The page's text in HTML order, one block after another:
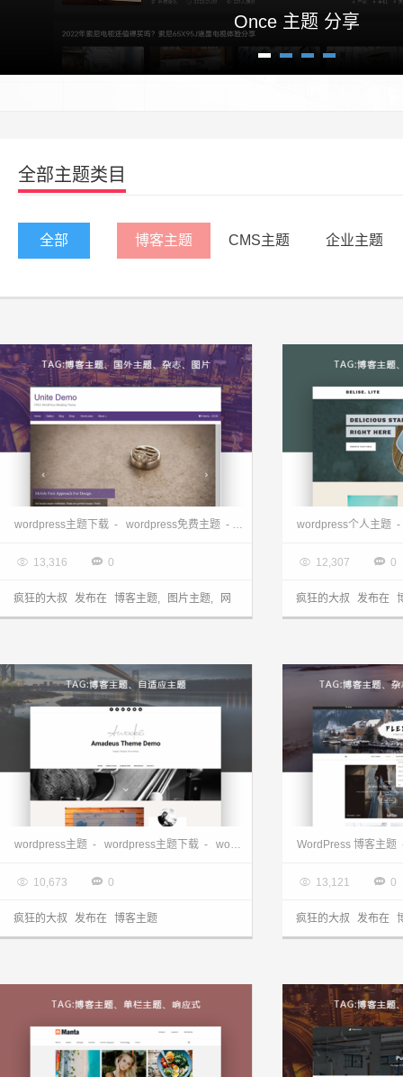
Once 主题 分享
全部主题类目
全部 博客主题 CMS主题 企业主题
wordpress自适应网店、博客、图片杂志主题—Unite Demo
wordpress主题下载 - wordpress免费主题 - wordpress博客主题 - wordpress
 13,316  0
疯狂的大叔 发布在 博客主题, 图片主题, 网
wordpress个人主题 -
 12,307  0
疯狂的大叔 发布在
wordpress响应式博客主题-Amadeus 1.13
wordpress主题 - wordpress主题下载 - wordpress免费主题 - wordpress博客
 10,673  0
疯狂的大叔 发布在 博客主题
wordpress博客主
WordPress 博客主题
 13,121  0
疯狂的大叔 发布在